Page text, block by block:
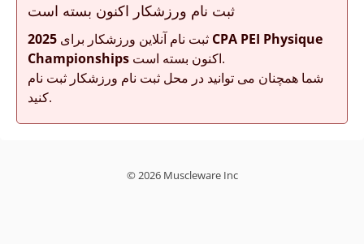
ثبت نام ورزشکار اکنون بسته است
ثبت نام آنلاین ورزشکار برای2025 CPA PEI Physique
Championships
اکنون بسته است.
شما همچنان می توانید در محل ثبت نام ورزشکار ثبت نام
کنید.
© 2026 Muscleware Inc